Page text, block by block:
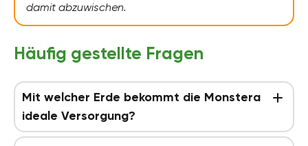
damit abzuwischen.
Häufig gestellte Fragen
Mit welcher Erde bekommt die Monstera
ideale Versorgung?